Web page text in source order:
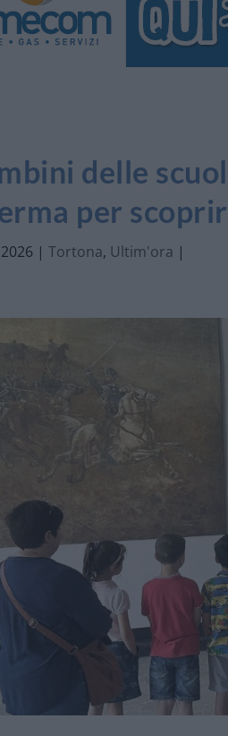
delle
per
| Tortona, Ultim'ora |